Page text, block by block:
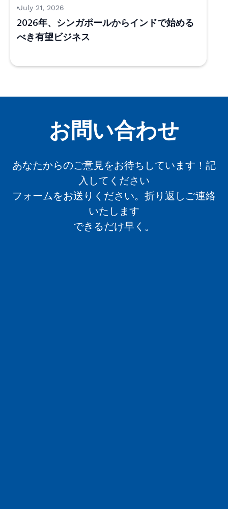
July 21, 2026
2026年、シンガポールからインドで始める
べき有望ビジネス
お問い合わせ
あなたからのご意見をお待ちしています！記
入してください
フォームをお送りください。折り返しご連絡
いたします
できるだけ早く。